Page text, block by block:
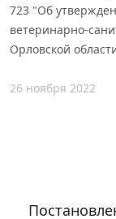
723 "Об
ветеринарно-
Орловской
26 ноября 2022